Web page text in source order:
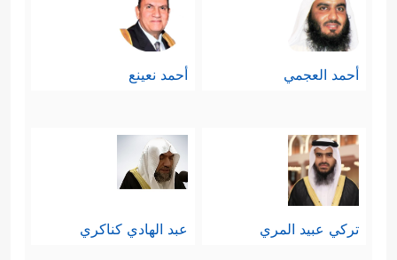
أحمد العجمي أحمد نعينع
تركي عبيد المري عبد الهادي كناكري